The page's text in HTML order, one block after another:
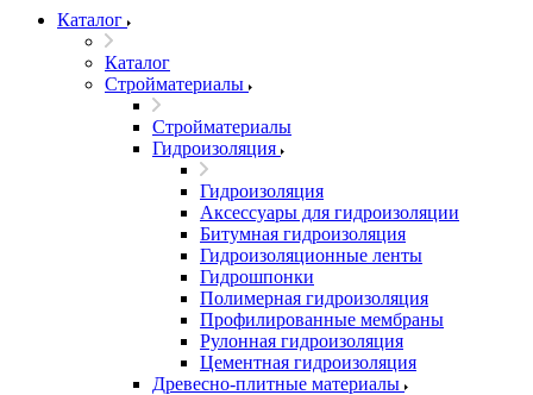
Каталог
Каталог
Стройматериалы
Стройматериалы
Гидроизоляция
Гидроизоляция
Аксессуары для гидроизоляции
Битумная гидроизоляция
Гидроизоляционные ленты
Гидрошпонки
Полимерная гидроизоляция
Профилированные мембраны
Рулонная гидроизоляция
Цементная гидроизоляция
Древесно-плитные материалы